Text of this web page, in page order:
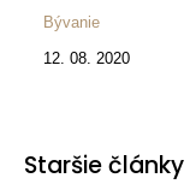
Bývanie
12. 08. 2020
Staršie články